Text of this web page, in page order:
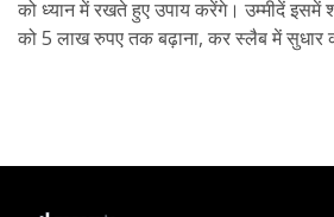
को ध्यान में रखते हुए उपाय करेंगे। उम्मीदें इसमें
को 5 लाख रुपए तक बढ़ाना, कर स्लैब में सुधार